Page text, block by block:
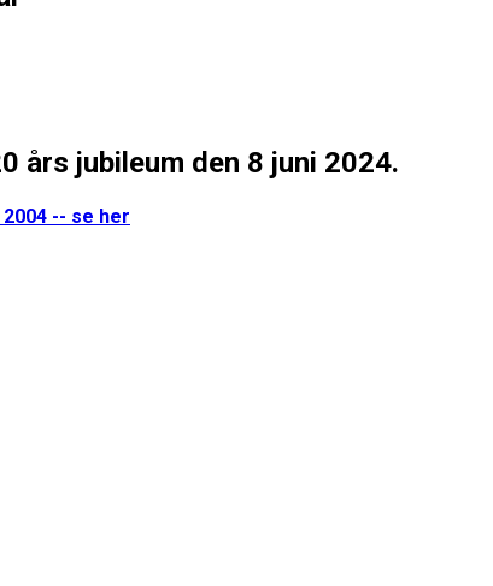
års jubileum den 8 juni 2024.
-- se her